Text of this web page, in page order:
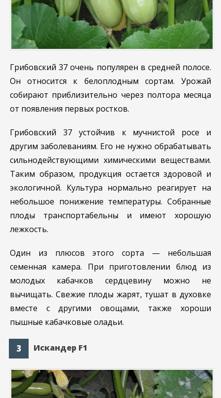
Грибовский 37 очень популярен в средней полосе.
Он относится к белоплодным сортам. Урожай
собирают приблизительно через полтора месяца
от появления первых ростков.
Грибовский 37 устойчив к мучнистой росе и
другим заболеваниям. Его не нужно обрабатывать
сильнодействующими химическими веществами.
Таким образом, продукция остается здоровой и
экологичной. Культура нормально реагирует на
небольшое понижение температуры. Собранные
плоды транспортабельны и имеют хорошую
лежкость.
Один из плюсов этого сорта — небольшая
семенная камера. При приготовлении блюд из
молодых кабачков сердцевину можно не
вычищать. Свежие плоды жарят, тушат в духовке
вместе с другими овощами, также хороши
пышные кабачковые оладьи.
Искандер F1